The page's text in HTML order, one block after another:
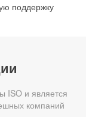
поддержку
ISO и является
компаний